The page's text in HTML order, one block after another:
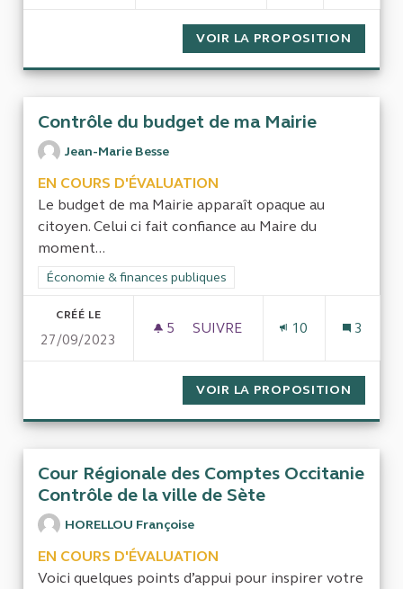
VOIR LA PROPOSITION
Contrôle du budget de ma Mairie
Jean-Marie Besse
EN COURS D'ÉVALUATION
Le budget de ma Mairie apparaît opaque au
citoyen. Celui ci fait confiance au Maire du
moment...
Filtrer les résultats de la catégorie : Économie & finances
Économie & finances publiques
CRÉÉ LE
27/09/2023
5 5 ABONNÉS
SUIVRE
10 3
VOIR LA PROPOSITION
Cour Régionale des Comptes Occitanie
Contrôle de la ville de Sète
HORELLOU Françoise
EN COURS D'ÉVALUATION
Voici quelques points d’appui pour inspirer votre